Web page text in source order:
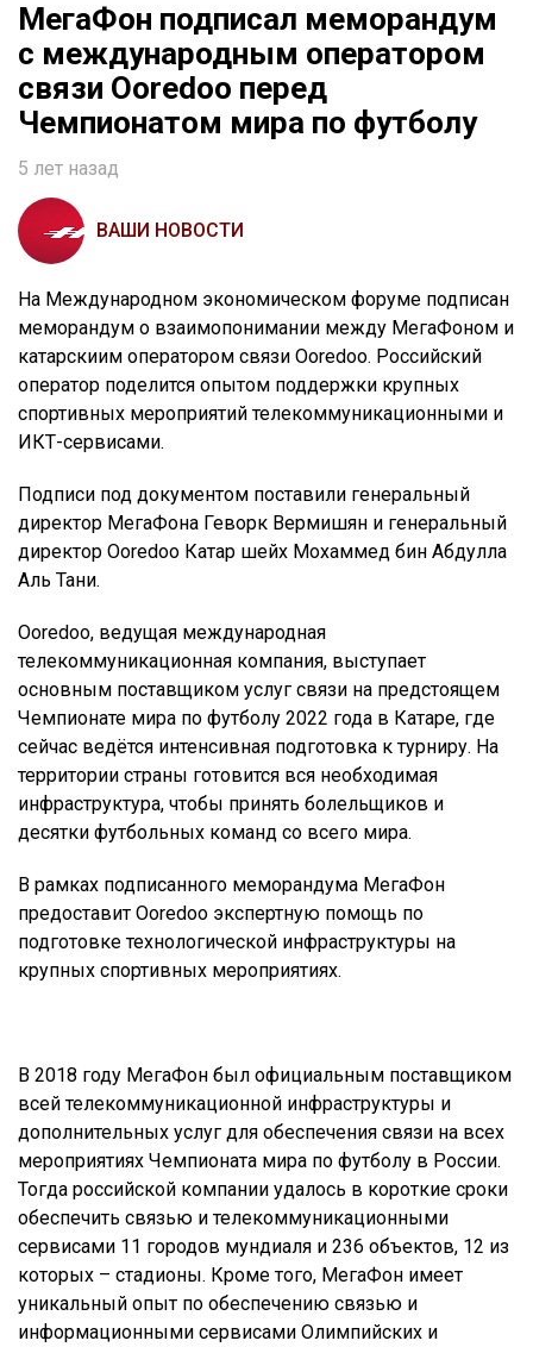
МегаФон подписал меморандум
с международным оператором
связи Ooredoo перед
Чемпионатом мира по футболу
5 лет назад
ВАШИ НОВОСТИ
На Международном экономическом форуме подписан
меморандум о взаимопонимании между МегаФоном и
катарскиим оператором связи Ooredoo. Российский
оператор поделится опытом поддержки крупных
спортивных мероприятий телекоммуникационными и
ИКТ-сервисами.
Подписи под документом поставили генеральный
директор МегаФона Геворк Вермишян и генеральный
директор Ooredoo Катар шейх Мохаммед бин Абдулла
Аль Тани.
Ooredoo, ведущая международная
телекоммуникационная компания, выступает
основным поставщиком услуг связи на предстоящем
Чемпионате мира по футболу 2022 года в Катаре, где
сейчас ведётся интенсивная подготовка к турниру. На
территории страны готовится вся необходимая
инфраструктура, чтобы принять болельщиков и
десятки футбольных команд со всего мира.
В рамках подписанного меморандума МегаФон
предоставит Ooredoo экспертную помощь по
подготовке технологической инфраструктуры на
крупных спортивных мероприятиях.
В 2018 году МегаФон был официальным поставщиком
всей телекоммуникационной инфраструктуры и
дополнительных услуг для обеспечения связи на всех
мероприятиях Чемпионата мира по футболу в России.
Тогда российской компании удалось в короткие сроки
обеспечить связью и телекоммуникационными
сервисами 11 городов мундиаля и 236 объектов, 12 из
которых – стадионы. Кроме того, МегаФон имеет
уникальный опыт по обеспечению связью и
информационными сервисами Олимпийских и